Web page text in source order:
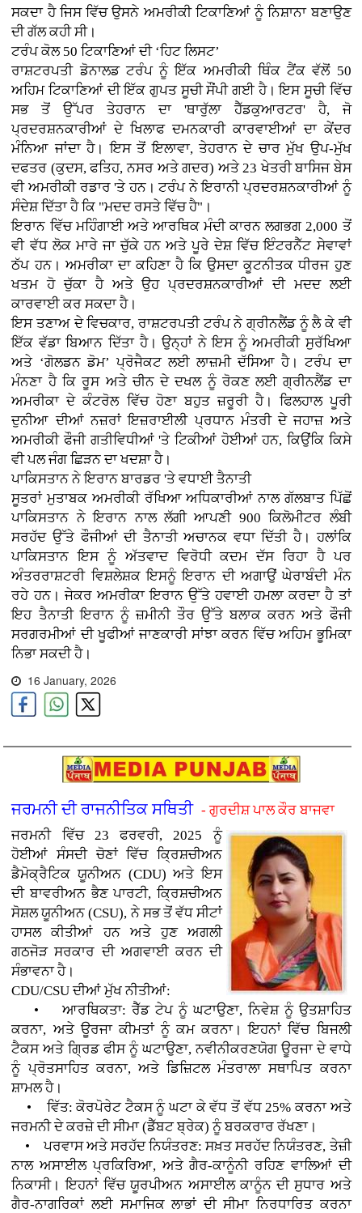
ਸਕਦਾ ਹੈ ਜਿਸ ਵਿੱਚ ਉਸਨੇ ਅਮਰੀਕੀ ਟਿਕਾਣਿਆਂ ਨੂੰ ਨਿਸ਼ਾਨਾ ਬਣਾਉਣ
ਦੀ ਗੱਲ ਕਹੀ ਸੀ।
ਟਰੰਪ ਕੋਲ 50 ਟਿਕਾਣਿਆਂ ਦੀ ‘ਹਿਟ ਲਿਸਟ’
ਰਾਸ਼ਟਰਪਤੀ ਡੋਨਾਲਡ ਟਰੰਪ ਨੂੰ ਇੱਕ ਅਮਰੀਕੀ ਥਿੰਕ ਟੈਂਕ ਵੱਲੋਂ 50
ਅਹਿਮ ਟਿਕਾਣਿਆਂ ਦੀ ਇੱਕ ਗੁਪਤ ਸੂਚੀ ਸੌਂਪੀ ਗਈ ਹੈ। ਇਸ ਸੂਚੀ ਵਿੱਚ
ਸਭ ਤੋਂ ਉੱਪਰ ਤੇਹਰਾਨ ਦਾ 'ਥਾਰੁੱਲਾ ਹੈੱਡਕੁਆਰਟਰ' ਹੈ, ਜੋ
ਪ੍ਰਦਰਸ਼ਨਕਾਰੀਆਂ ਦੇ ਖਿਲਾਫ ਦਮਨਕਾਰੀ ਕਾਰਵਾਈਆਂ ਦਾ ਕੇਂਦਰ
ਮੰਨਿਆ ਜਾਂਦਾ ਹੈ। ਇਸ ਤੋਂ ਇਲਾਵਾ, ਤੇਹਰਾਨ ਦੇ ਚਾਰ ਮੁੱਖ ਉਪ-ਮੁੱਖ
ਦਫਤਰ (ਕੁਦਸ, ਫਤਿਹ, ਨਸਰ ਅਤੇ ਗਦਰ) ਅਤੇ 23 ਖੇਤਰੀ ਬਾਸਿਜ ਬੇਸ
ਵੀ ਅਮਰੀਕੀ ਰਡਾਰ 'ਤੇ ਹਨ। ਟਰੰਪ ਨੇ ਇਰਾਨੀ ਪ੍ਰਦਰਸ਼ਨਕਾਰੀਆਂ ਨੂੰ
ਸੰਦੇਸ਼ ਦਿੱਤਾ ਹੈ ਕਿ "ਮਦਦ ਰਸਤੇ ਵਿੱਚ ਹੈ"।
ਇਰਾਨ ਵਿੱਚ ਮਹਿੰਗਾਈ ਅਤੇ ਆਰਥਿਕ ਮੰਦੀ ਕਾਰਨ ਲਗਭਗ 2,000 ਤੋਂ
ਵੀ ਵੱਧ ਲੋਕ ਮਾਰੇ ਜਾ ਚੁੱਕੇ ਹਨ ਅਤੇ ਪੂਰੇ ਦੇਸ਼ ਵਿੱਚ ਇੰਟਰਨੈੱਟ ਸੇਵਾਵਾਂ
ਠੱਪ ਹਨ। ਅਮਰੀਕਾ ਦਾ ਕਹਿਣਾ ਹੈ ਕਿ ਉਸਦਾ ਕੂਟਨੀਤਕ ਧੀਰਜ ਹੁਣ
ਖਤਮ ਹੋ ਚੁੱਕਾ ਹੈ ਅਤੇ ਉਹ ਪ੍ਰਦਰਸ਼ਨਕਾਰੀਆਂ ਦੀ ਮਦਦ ਲਈ
ਕਾਰਵਾਈ ਕਰ ਸਕਦਾ ਹੈ।
ਇਸ ਤਣਾਅ ਦੇ ਵਿਚਕਾਰ, ਰਾਸ਼ਟਰਪਤੀ ਟਰੰਪ ਨੇ ਗ੍ਰੀਨਲੈਂਡ ਨੂੰ ਲੈ ਕੇ ਵੀ
ਇੱਕ ਵੱਡਾ ਬਿਆਨ ਦਿੱਤਾ ਹੈ। ਉਨ੍ਹਾਂ ਨੇ ਇਸ ਨੂੰ ਅਮਰੀਕੀ ਸੁਰੱਖਿਆ
ਅਤੇ ‘ਗੋਲਡਨ ਡੋਮ’ ਪ੍ਰੋਜੈਕਟ ਲਈ ਲਾਜ਼ਮੀ ਦੱਸਿਆ ਹੈ। ਟਰੰਪ ਦਾ
ਮੰਨਣਾ ਹੈ ਕਿ ਰੂਸ ਅਤੇ ਚੀਨ ਦੇ ਦਖਲ ਨੂੰ ਰੋਕਣ ਲਈ ਗ੍ਰੀਨਲੈਂਡ ਦਾ
ਅਮਰੀਕਾ ਦੇ ਕੰਟਰੋਲ ਵਿੱਚ ਹੋਣਾ ਬਹੁਤ ਜ਼ਰੂਰੀ ਹੈ। ਫਿਲਹਾਲ ਪੂਰੀ
ਦੁਨੀਆ ਦੀਆਂ ਨਜ਼ਰਾਂ ਇਜ਼ਰਾਈਲੀ ਪ੍ਰਧਾਨ ਮੰਤਰੀ ਦੇ ਜਹਾਜ਼ ਅਤੇ
ਅਮਰੀਕੀ ਫੌਜੀ ਗਤੀਵਿਧੀਆਂ 'ਤੇ ਟਿਕੀਆਂ ਹੋਈਆਂ ਹਨ, ਕਿਉਂਕਿ ਕਿਸੇ
ਵੀ ਪਲ ਜੰਗ ਛਿੜਨ ਦਾ ਖਦਸ਼ਾ ਹੈ।
ਪਾਕਿਸਤਾਨ ਨੇ ਇਰਾਨ ਬਾਰਡਰ 'ਤੇ ਵਧਾਈ ਤੈਨਾਤੀ
ਸੂਤਰਾਂ ਮੁਤਾਬਕ ਅਮਰੀਕੀ ਰੱਖਿਆ ਅਧਿਕਾਰੀਆਂ ਨਾਲ ਗੱਲਬਾਤ ਪਿੱਛੋਂ
ਪਾਕਿਸਤਾਨ ਨੇ ਇਰਾਨ ਨਾਲ ਲੱਗੀ ਆਪਣੀ 900 ਕਿਲੋਮੀਟਰ ਲੰਬੀ
ਸਰਹੱਦ ਉੱਤੇ ਫੌਜੀਆਂ ਦੀ ਤੈਨਾਤੀ ਅਚਾਨਕ ਵਧਾ ਦਿੱਤੀ ਹੈ। ਹਲਾਂਕਿ
ਪਾਕਿਸਤਾਨ ਇਸ ਨੂੰ ਅੱਤਵਾਦ ਵਿਰੋਧੀ ਕਦਮ ਦੱਸ ਰਿਹਾ ਹੈ ਪਰ
ਅੰਤਰਰਾਸ਼ਟਰੀ ਵਿਸ਼ਲੇਸ਼ਕ ਇਸਨੂੰ ਇਰਾਨ ਦੀ ਅਗਾਉਂ ਘੇਰਾਬੰਦੀ ਮੰਨ
ਰਹੇ ਹਨ। ਜੇਕਰ ਅਮਰੀਕਾ ਇਰਾਨ ਉੱਤੇ ਹਵਾਈ ਹਮਲਾ ਕਰਦਾ ਹੈ ਤਾਂ
ਇਹ ਤੈਨਾਤੀ ਇਰਾਨ ਨੂੰ ਜ਼ਮੀਨੀ ਤੌਰ ਉੱਤੇ ਬਲਾਕ ਕਰਨ ਅਤੇ ਫੌਜੀ
ਸਰਗਰਮੀਆਂ ਦੀ ਖੂਫੀਆਂ ਜਾਣਕਾਰੀ ਸਾਂਝਾ ਕਰਨ ਵਿੱਚ ਅਹਿਮ ਭੂਮਿਕਾ
ਨਿਭਾ ਸਕਦੀ ਹੈ।
16 January, 2026
ਜਰਮਨੀ ਦੀ ਰਾਜਨੀਤਿਕ ਸਥਿਤੀ- ਗੁਰਦੀਸ਼ ਪਾਲ ਕੌਰ ਬਾਜਵਾ
ਜਰਮਨੀ ਵਿੱਚ 23 ਫਰਵਰੀ, 2025 ਨੂੰ
ਹੋਈਆਂ ਸੰਸਦੀ ਚੋਣਾਂ ਵਿੱਚ ਕ੍ਰਿਸ਼ਚੀਅਨ
ਡੈਮੋਕ੍ਰੈਟਿਕ ਯੂਨੀਅਨ (CDU) ਅਤੇ ਇਸ
ਦੀ ਬਾਵਰੀਅਨ ਭੈਣ ਪਾਰਟੀ, ਕ੍ਰਿਸ਼ਚੀਅਨ
ਸੋਸ਼ਲ ਯੂਨੀਅਨ (CSU), ਨੇ ਸਭ ਤੋਂ ਵੱਧ ਸੀਟਾਂ
ਹਾਸਲ ਕੀਤੀਆਂ ਹਨ ਅਤੇ ਹੁਣ ਅਗਲੀ
ਗਠਜੋੜ ਸਰਕਾਰ ਦੀ ਅਗਵਾਈ ਕਰਨ ਦੀ
ਸੰਭਾਵਨਾ ਹੈ।
CDU/CSU ਦੀਆਂ ਮੁੱਖ ਨੀਤੀਆਂ:
• ਆਰਥਿਕਤਾ: ਰੈੱਡ ਟੇਪ ਨੂੰ ਘਟਾਉਣਾ, ਨਿਵੇਸ਼ ਨੂੰ ਉਤਸ਼ਾਹਿਤ
ਕਰਨਾ, ਅਤੇ ਊਰਜਾ ਕੀਮਤਾਂ ਨੂੰ ਕਮ ਕਰਨਾ। ਇਹਨਾਂ ਵਿੱਚ ਬਿਜਲੀ
ਟੈਕਸ ਅਤੇ ਗ੍ਰਿਡ ਫੀਸ ਨੂੰ ਘਟਾਉਣਾ, ਨਵੀਨੀਕਰਣਯੋਗ ਊਰਜਾ ਦੇ ਵਾਧੇ
ਨੂੰ ਪ੍ਰੋਤਸਾਹਿਤ ਕਰਨਾ, ਅਤੇ ਡਿਜ਼ਿਟਲ ਮੰਤਰਾਲਾ ਸਥਾਪਿਤ ਕਰਨਾ
ਸ਼ਾਮਲ ਹੈ।
• ਵਿੱਤ: ਕੋਰਪੋਰੇਟ ਟੈਕਸ ਨੂੰ ਘਟਾ ਕੇ ਵੱਧ ਤੋਂ ਵੱਧ 25% ਕਰਨਾ ਅਤੇ
ਜਰਮਨੀ ਦੇ ਕਰਜ਼ੇ ਦੀ ਸੀਮਾ (ਡੈੱਬਟ ਬ੍ਰੇਕ) ਨੂੰ ਬਰਕਰਾਰ ਰੱਖਣਾ।
• ਪਰਵਾਸ ਅਤੇ ਸਰਹੱਦ ਨਿਯੰਤਰਣ: ਸਖ਼ਤ ਸਰਹੱਦ ਨਿਯੰਤਰਣ, ਤੇਜ਼ੀ
ਨਾਲ ਅਸਾਈਲ ਪ੍ਰਕਿਰਿਆ, ਅਤੇ ਗੈਰ-ਕਾਨੂੰਨੀ ਰਹਿਣ ਵਾਲਿਆਂ ਦੀ
ਨਿਕਾਸੀ। ਇਹਨਾਂ ਵਿੱਚ ਯੂਰਪੀਅਨ ਅਸਾਈਲ ਕਾਨੂੰਨ ਦੀ ਸੁਧਾਰ ਅਤੇ
ਗੈਰ-ਨਾਗਰਿਕਾਂ ਲਈ ਸਮਾਜਿਕ ਲਾਭਾਂ ਦੀ ਸੀਮਾ ਨਿਰਧਾਰਿਤ ਕਰਨਾ